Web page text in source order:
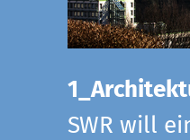
SWR will